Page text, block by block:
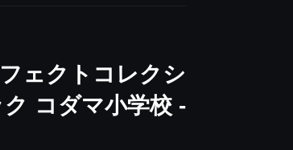
ェクトコレクシ
コダマ小学校 -